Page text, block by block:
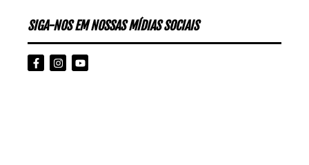
SIGA-NOS EM NOSSAS MÍDIAS SOCIAIS